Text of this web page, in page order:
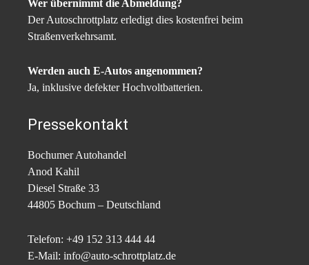
Wer übernimmt die Abmeldung?
Der Autoschrottplatz erledigt dies kostenfrei beim
Straßenverkehrsamt.
Werden auch E-Autos angenommen?
Ja, inklusive defekter Hochvoltbatterien.
Pressekontakt
Bochumer Autohandel
Anod Kahil
Diesel Straße 33
44805 Bochum – Deutschland
Telefon: +49 152 313 444 44
E-Mail: info@auto-schrottplatz.de